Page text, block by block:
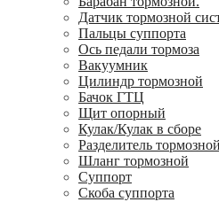
Датчик тормозной
Пальцы суппорта
Ось педали тормоза
Вакуумник
Цилиндр тормозной
Бачок ГТЦ
Щит опорный
Кулак/Кулак в сборе
Разделитель
Шланг тормозной
Суппорт
Скоба суппорта